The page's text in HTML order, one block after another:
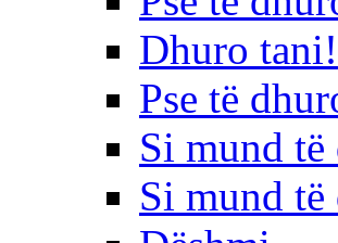
Dhuro tani!
Pse të
Si mund
Si mund